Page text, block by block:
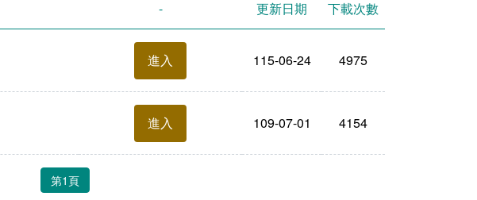
- 更新日期 下載次數
進入 115-06-24 4975
進入 109-07-01 4154
第1頁